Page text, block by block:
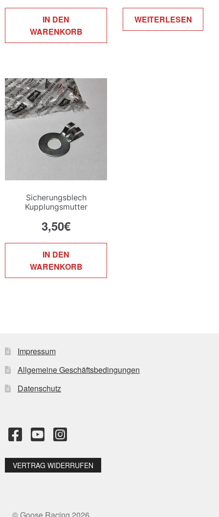
IN DEN
WARENKORB
WEITERLESEN
Sicherungsblech
Kupplungsmutter
3,50€
IN DEN
WARENKORB
Impressum
Allgemeine Geschäftsbedingungen
Datenschutz
VERTRAG WIDERRUFEN
© Goose Racing 2026